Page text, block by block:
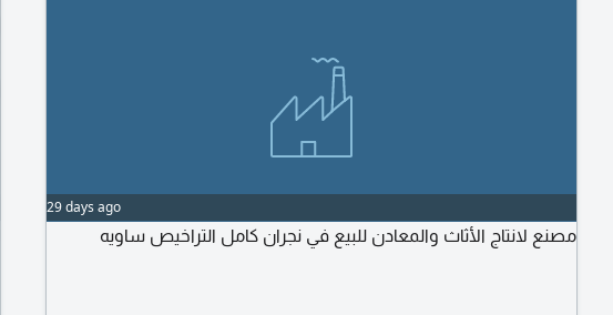
29 days ago
مصنع لانتاج الأثاث والمعادن للبيع في نجران كامل التراخيص ساويه